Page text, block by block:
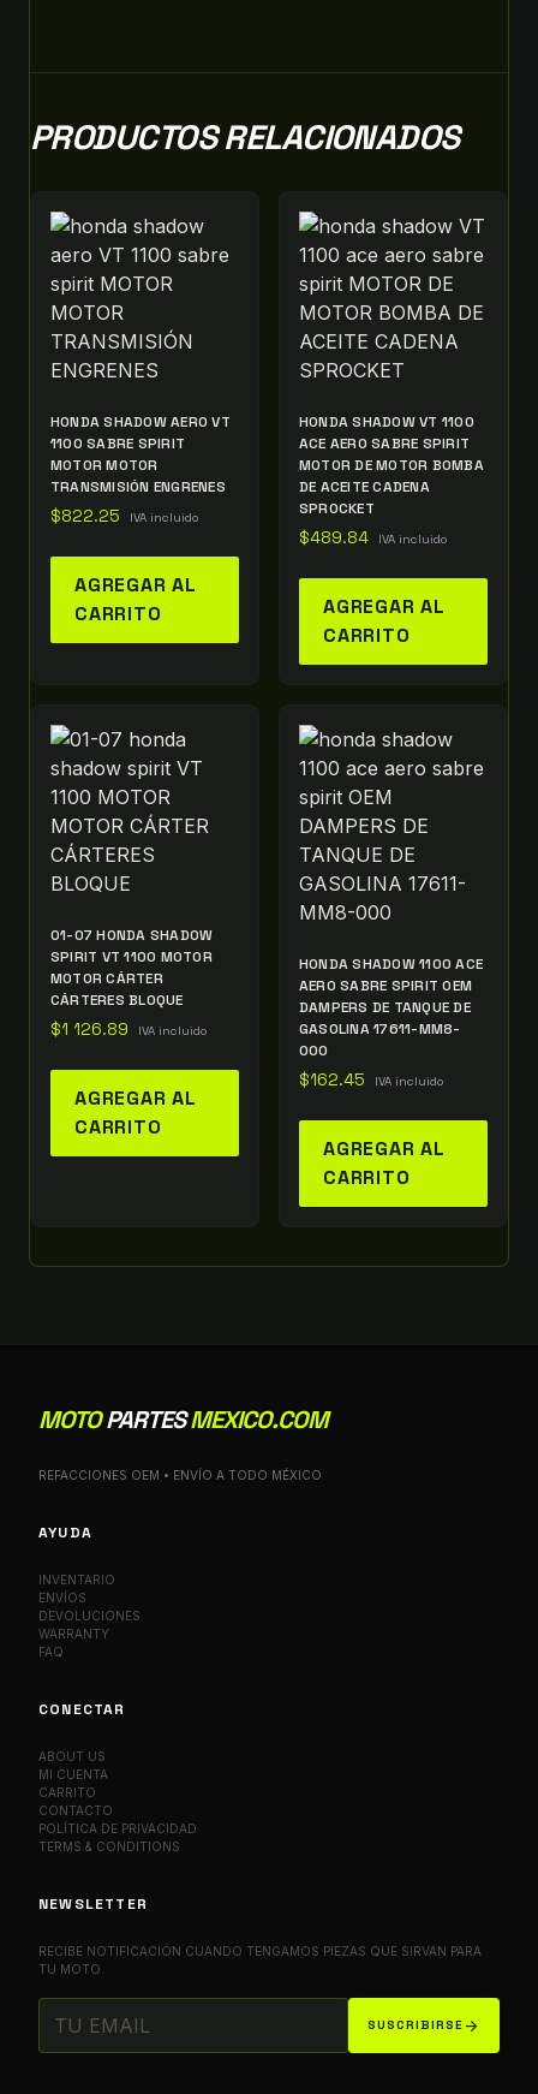
PRODUCTOS RELACIONADOS
HONDA SHADOW AERO VT
1100 SABRE SPIRIT
MOTOR MOTOR
TRANSMISIÓN ENGRENES
$822.25 IVA incluido
AGREGAR AL
CARRITO
HONDA SHADOW VT 1100
ACE AERO SABRE SPIRIT
MOTOR DE MOTOR BOMBA
DE ACEITE CADENA
SPROCKET
$489.84 IVA incluido
AGREGAR AL
CARRITO
01-07 HONDA SHADOW
SPIRIT VT 1100 MOTOR
MOTOR CÁRTER
CÁRTERES BLOQUE
$1 126.89 IVA incluido
AGREGAR AL
CARRITO
HONDA SHADOW 1100 ACE
AERO SABRE SPIRIT OEM
DAMPERS DE TANQUE DE
GASOLINA 17611-MM8-
000
$162.45 IVA incluido
AGREGAR AL
CARRITO
MOTOPARTESMEXICO.COM
REFACCIONES OEM • ENVÍO A TODO MÉXICO
AYUDA
INVENTARIO
ENVÍOS
DEVOLUCIONES
WARRANTY
FAQ
CONECTAR
ABOUT US
MI CUENTA
CARRITO
CONTACTO
POLÍTICA DE PRIVACIDAD
TERMS & CONDITIONS
NEWSLETTER
RECIBE NOTIFICACIÓN CUANDO TENGAMOS PIEZAS QUE SIRVAN PARA
TU MOTO.
SUSCRIBIRSE arrow_forward